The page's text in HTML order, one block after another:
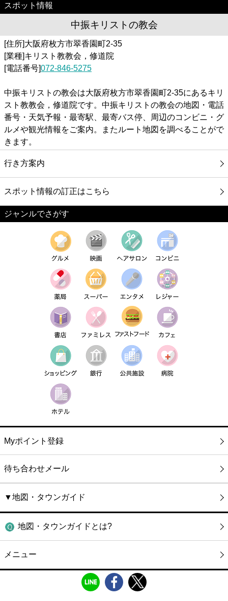
スポット情報
中振キリストの教会
[住所]大阪府枚方市翠香園町2-35
[業種]キリスト教教会，修道院
[電話番号]072-846-5275
中振キリストの教会は大阪府枚方市翠香園町2-35にあるキリ
スト教教会，修道院です。中振キリストの教会の地図・電話
番号・天気予報・最寄駅、最寄バス停、周辺のコンビニ・グ
ルメや観光情報をご案内。またルート地図を調べることがで
きます。
行き方案内
スポット情報の訂正はこちら
ジャンルでさがす
Myポイント登録
待ち合わせメール
▼地図・タウンガイド
地図・タウンガイドとは?
メニュー